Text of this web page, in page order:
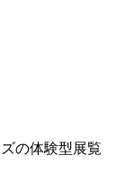
の体験型展覧